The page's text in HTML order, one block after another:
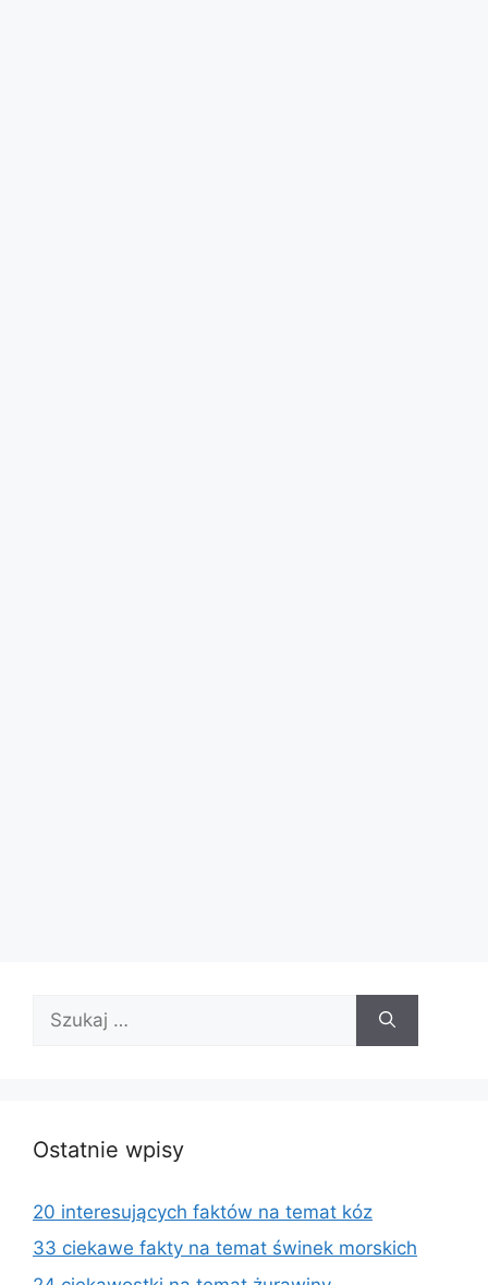
Ostatnie wpisy
20 interesujących faktów na temat kóz
33 ciekawe fakty na temat świnek morskich